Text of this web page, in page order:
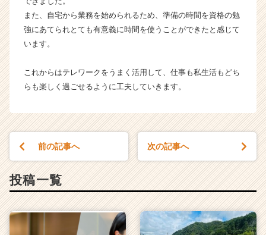
ー・
成
長
か
ら
ト
届
サ
また、自宅から業務を始められるため、準備の時間を資格の勉
強にあてられとても有意義に時間を使うことができたと感じて
います。
これからはテレワークをうまく活用して、仕事も私生活もどち
らも楽しく過ごせるように工夫していきます。
前の記事へ 次の記事へ
投稿一覧